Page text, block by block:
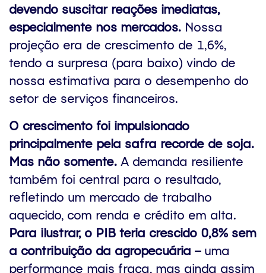
devendo suscitar reações imediatas,
especialmente nos mercados. Nossa
projeção era de crescimento de 1,6%,
tendo a surpresa (para baixo) vindo de
nossa estimativa para o desempenho do
setor de serviços financeiros.
O crescimento foi impulsionado
principalmente pela safra recorde de soja.
Mas não somente. A demanda resiliente
também foi central para o resultado,
refletindo um mercado de trabalho
aquecido, com renda e crédito em alta.
Para ilustrar, o PIB teria crescido 0,8% sem
a contribuição da agropecuária – uma
performance mais fraca, mas ainda assim